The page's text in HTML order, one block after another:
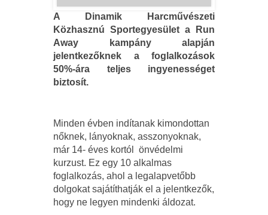
A Dinamik Harcművészeti
Közhasznú Sportegyesület a Run
Away kampány alapján
jelentkezőknek a foglalkozások
50%-ára teljes ingyenességet
biztosít.
Minden évben indítanak kimondottan
nőknek, lányoknak, asszonyoknak,
már 14- éves kortól önvédelmi
kurzust. Ez egy 10 alkalmas
foglalkozás, ahol a legalapvetőbb
dolgokat sajátíthatják el a jelentkezők,
hogy ne legyen mindenki áldozat.